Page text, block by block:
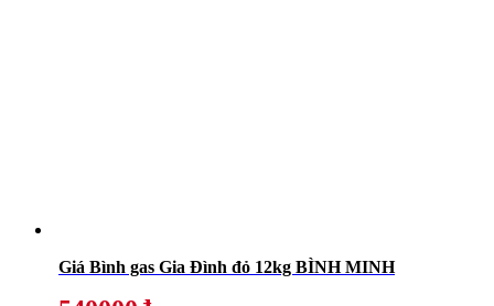
Giá Bình gas Gia Đình đỏ 12kg BÌNH MINH